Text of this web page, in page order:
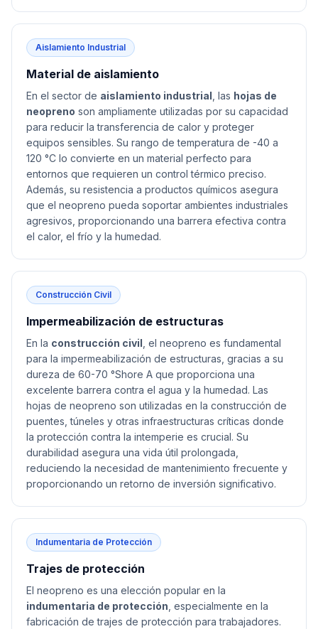
Aislamiento Industrial
Material de aislamiento
En el sector de aislamiento industrial , las hojas de
neopreno son ampliamente utilizadas por su capacidad
para reducir la transferencia de calor y proteger
equipos sensibles. Su rango de temperatura de -40 a
120 °C lo convierte en un material perfecto para
entornos que requieren un control térmico preciso.
Además, su resistencia a productos químicos asegura
que el neopreno pueda soportar ambientes industriales
agresivos, proporcionando una barrera efectiva contra
el calor, el frío y la humedad.
Construcción Civil
Impermeabilización de estructuras
En la construcción civil , el neopreno es fundamental
para la impermeabilización de estructuras, gracias a su
dureza de 60-70 °Shore A que proporciona una
excelente barrera contra el agua y la humedad. Las
hojas de neopreno son utilizadas en la construcción de
puentes, túneles y otras infraestructuras críticas donde
la protección contra la intemperie es crucial. Su
durabilidad asegura una vida útil prolongada,
reduciendo la necesidad de mantenimiento frecuente y
proporcionando un retorno de inversión significativo.
Indumentaria de Protección
Trajes de protección
El neopreno es una elección popular en la
indumentaria de protección , especialmente en la
fabricación de trajes de protección para trabajadores.